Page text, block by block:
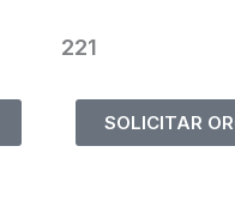
221
SOLICITAR